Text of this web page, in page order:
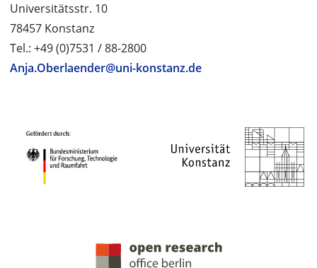
Universitätsstr. 10
78457 Konstanz
Tel.: +49 (0)7531 / 88-2800
Anja.Oberlaender@uni-konstanz.de